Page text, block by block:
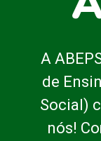
A
de
Social)
nós!